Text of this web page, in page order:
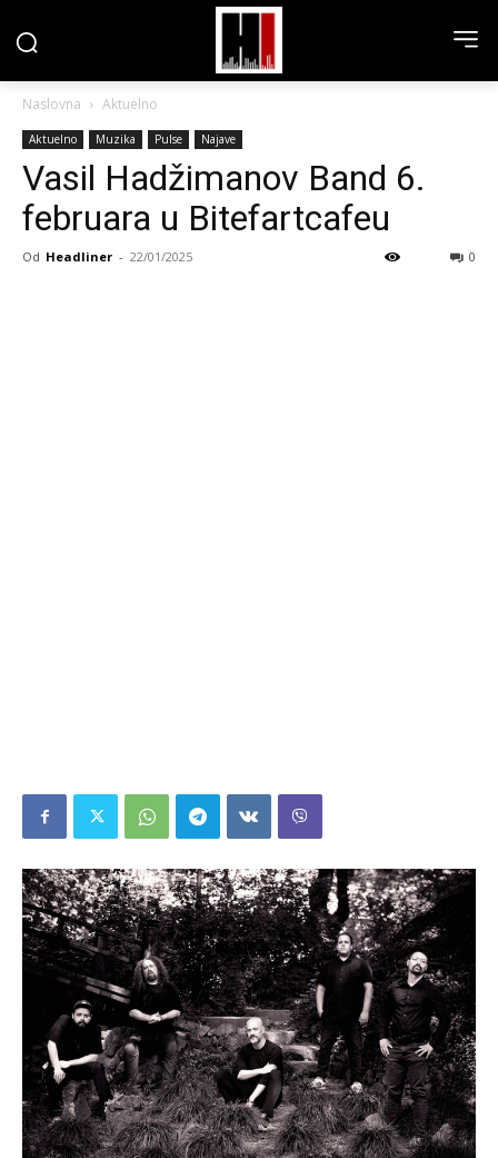
Naslovna Aktuelno
Aktuelno Muzika Pulse Najave
Vasil Hadžimanov Band 6.
februara u Bitefartcafeu
Od Headliner - 22/01/2025 0